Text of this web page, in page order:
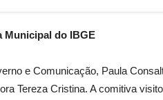
Municipal do IBGE
e Comunicação, Paula
Tereza Cristina. A comitiva